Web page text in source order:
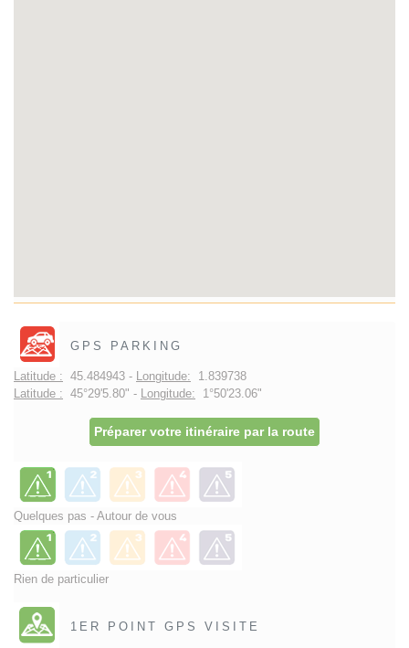
GPS PARKING
Latitude : 45.484943 - Longitude: 1.839738
Latitude : 45°29'5.80" - Longitude: 1°50'23.06"
Préparer votre itinéraire par la route
Quelques pas - Autour de vous
Rien de particulier
1ER POINT GPS VISITE